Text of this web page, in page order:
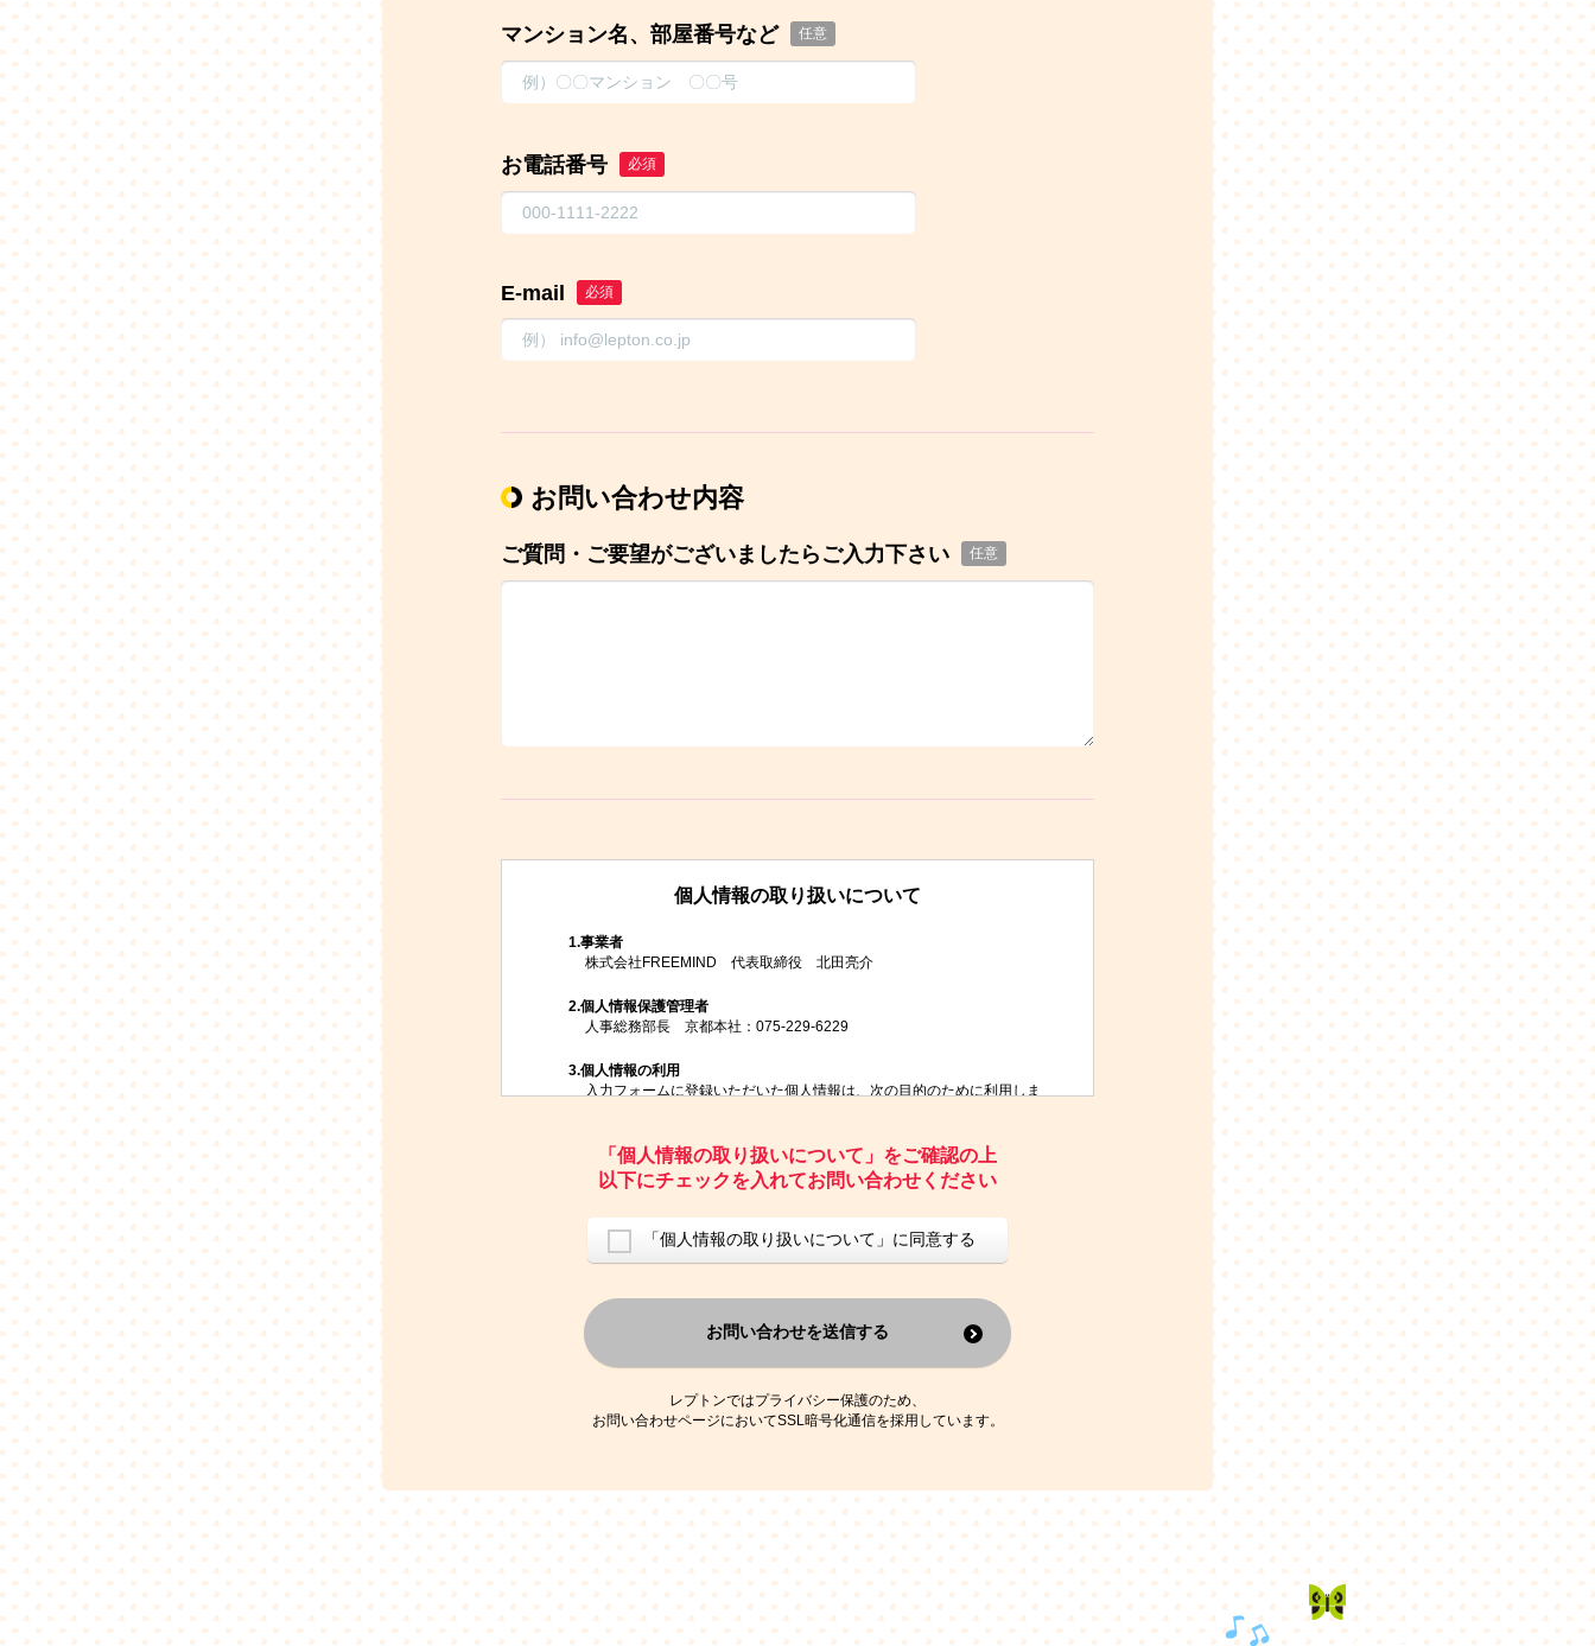
マンション名、部屋番号など 任意
お電話番号 必須
E-mail 必須
お問い合わせ内容
ご質問・ご要望がございましたらご入力下さい 任意
個人情報の取り扱いについて
1.事業者
株式会社FREEMIND 代表取締役 北田亮介
2.個人情報保護管理者
人事総務部長 京都本社：075-229-6229
3.個人情報の利用
入力フォームに登録いただいた個人情報は、次の目的のために利用しま
お問い合わせにお答えするため
レプトンのキャンペーンや新商品（新サービス）、新規開講教室等を
ご案内するため
ご利用者の個人情報を、本人が特定されないデータに不可逆変換した
上で、広告・宣伝・販売促進活動に役立てること
なお、この利用目的を超えた個人情報の取扱いは行いません。また、こ
れ以外の目的で個人情報を利用することはありません。
※当社の保有する個人情報と第三者広告配信事業者が保有する個人情報
を、本人が特定されないデータに不可逆変換した上で第三者広告配信事
業者においてマッチングを行い、その結果に基づいて広告を配信するこ
4.
個人情報の第三者への提供
当社は、次の場合を除き、ご本人の同意なしに個人情報を第三者に提供
することはありません。
ご本人の同意がある場合
法令に基づく場合
人の生命、身体または財産の保護のために必要がある場合であって、
本人の同意を得ることが困難である場合
「個人情報の取り扱いについて」をご確認の上
以下にチェックを入れてお問い合わせください
「個人情報の取り扱いについて」に同意する
お問い合わせを送信する
レプトンではプライバシー保護のため、
お問い合わせページにおいてSSL暗号化通信を採用しています。